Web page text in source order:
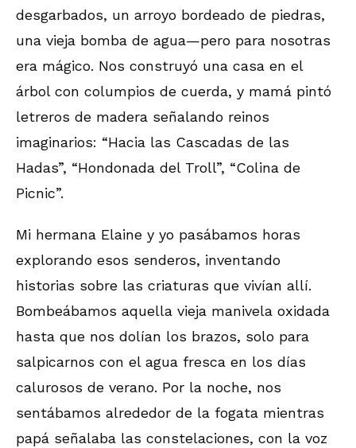
desgarbados, un arroyo bordeado de piedras,
una vieja bomba de agua—pero para nosotras
era mágico. Nos construyó una casa en el
árbol con columpios de cuerda, y mamá pintó
letreros de madera señalando reinos
imaginarios: “Hacia las Cascadas de las
Hadas”, “Hondonada del Troll”, “Colina de
Picnic”.
Mi hermana Elaine y yo pasábamos horas
explorando esos senderos, inventando
historias sobre las criaturas que vivían allí.
Bombeábamos aquella vieja manivela oxidada
hasta que nos dolían los brazos, solo para
salpicarnos con el agua fresca en los días
calurosos de verano. Por la noche, nos
sentábamos alrededor de la fogata mientras
papá señalaba las constelaciones, con la voz